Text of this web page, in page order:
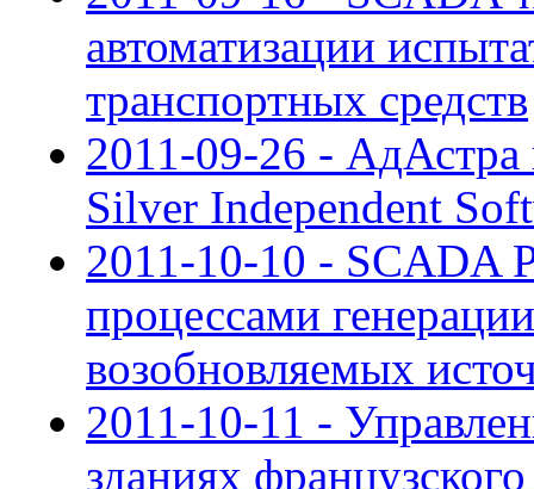
автоматизации
транспортных средств
2011-09-26 - АдАстра
Silver Independent
2011-10-10 - SCADA
процессами
возобновляемых
2011-10-11 -
зданиях